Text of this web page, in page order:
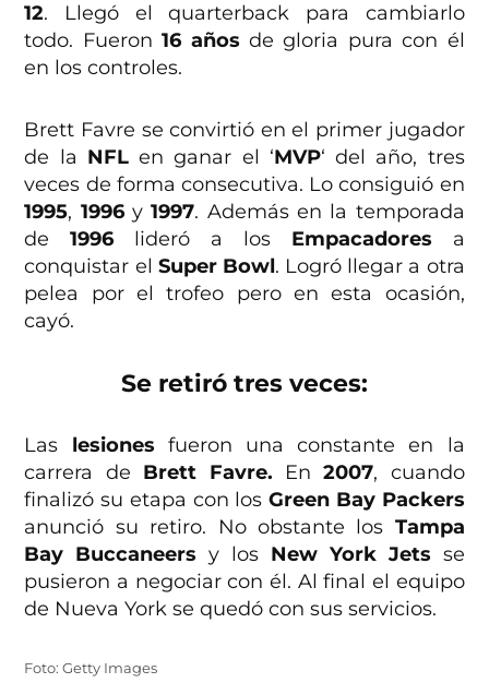
12. Llegó el quarterback para cambiarlo
todo. Fueron16 años de gloria pura con él
en los controles.
Brett Favre se convirtió en el primer jugador
de la NFLen ganar el ‘MVP‘ del año, tres
veces de forma consecutiva. Lo consiguió en
1995, 1996y1997. Además en la temporada
de1996 lideró a los Empacadores a
conquistar el Super Bowl. Logró llegar a otra
pelea por el trofeo pero en esta ocasión,
cayó.
Se retiró tres veces:
Las lesiones fueron una constante en la
carrera de Brett Favre. En2007, cuando
finalizó su etapa con los Green Bay Packers
anunció su retiro. No obstante los Tampa
Bay Buccaneers y los New York Jets se
pusieron a negociar con él. Al final el equipo
de Nueva York se quedó con sus servicios.
Foto: Getty Images